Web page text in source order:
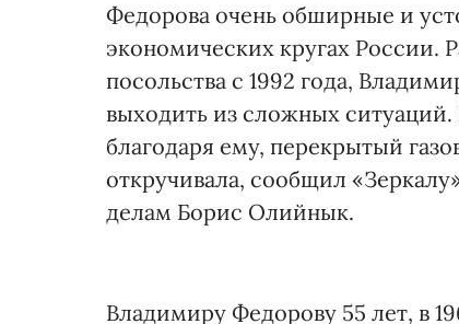
Федорова очень обширные и
экономических кругах России.
посольства с 1992 года,
выходить из сложных
благодаря ему, перекрытый
откручивала, сообщил
делам Борис Олийнык.
Владимиру Федорову 55 лет, в